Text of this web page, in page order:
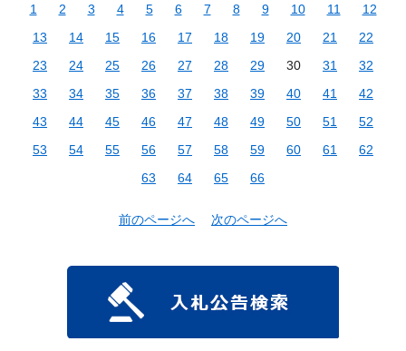
1 2 3 4 5 6 7 8 9 10 11
12
13
14 15 16 17 18 19 20 21
22
23
24 25 26 27 28 29 30 31
32
33
34 35 36 37 38 39 40 41
42
43
44 45 46 47 48 49 50 51
52
53
54 55 56 57 58 59 60 61
62
63
64 65 66
前のページへ 次のページへ